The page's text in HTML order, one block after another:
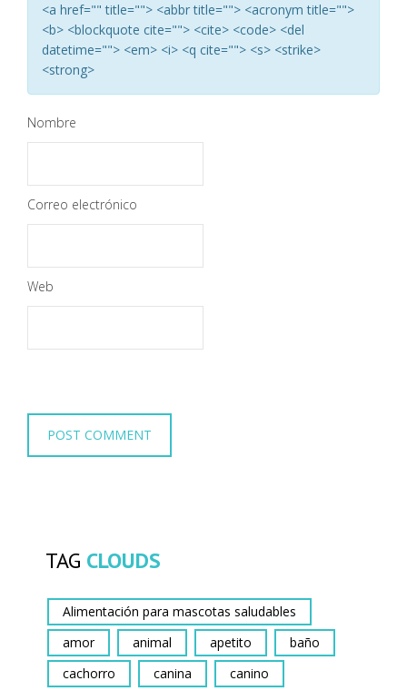
<a href="" title=""> <abbr title=""> <acronym title="">
<b> <blockquote cite=""> <cite> <code> <del
datetime=""> <em> <i> <q cite=""> <s> <strike>
<strong>
Nombre
Correo electrónico
Web
TAG CLOUDS
Alimentación para mascotas saludables
amor
animal apetito
baño
cachorro
canina
canino